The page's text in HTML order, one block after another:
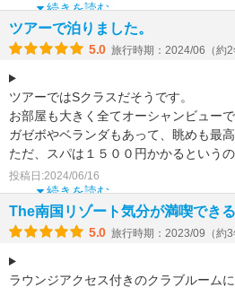
続きを読む
ツアーで泊りました。
5.0 旅行時期：2024/06（約2
ツアーではSクラスだそうです。
お部屋も大きく全てオーシャンビューで
ガゼボやベランダもあって、眺めも最高
ただ、スパは１５００円かかるという
た。
室内プールや屋外プ
続きを読む
投稿日:2024/06/16
The南国リゾート気分が満喫でき
5.0 旅行時期：2023/09（約3
ラウンジアクセス付きのクラブルーム